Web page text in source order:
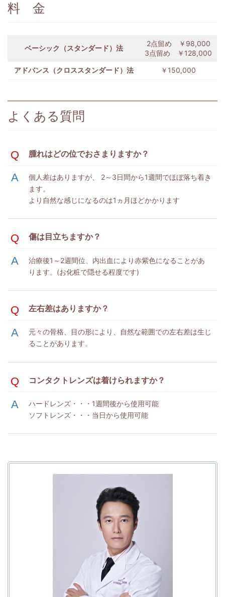
料 金
ベーシック（スタンダード）法
2点留め ￥98,000
3点留め ￥128,000
アドバンス（クロススタンダード）法
￥150,000
よくある質問
腫れはどの位でおさまりますか？
個人差はありますが、 2～3日間から1週間でほぼ落ち着き
ます。
より自然な感じになるのは1ヵ月ほどかかります
傷は目立ちますか？
治療後1～2週間位、内出血により赤紫色になることがあ
ります。(お化粧で隠せる程度です)
左右差はありますか？
元々の骨格、目の形により、自然な範囲での左右差は生じ
ることがあります。
コンタクトレンズは着けられますか？
ハードレンズ・・・1週間後から使用可能
ソフトレンズ・・・当日から使用可能